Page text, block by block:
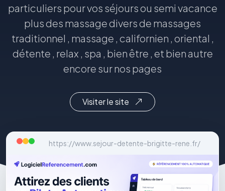
particuliers pour vos séjours ou semi vacance
plus des massage divers de massages
traditionnel , massage , californien , oriental ,
détente , relax , spa , bien être , et bien autre
encore sur nos pages
Visiter le site
https://www.sejour-detente-brigitte-rene.fr/